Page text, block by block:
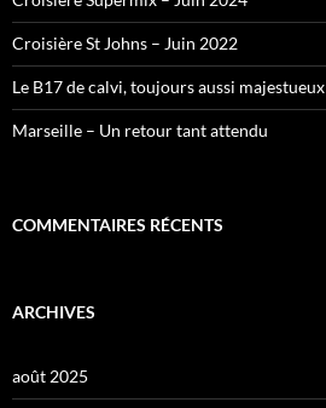
Croisière St Johns – Juin 2022
Le B17 de calvi, toujours aussi majestueux
Marseille – Un retour tant attendu
COMMENTAIRES RÉCENTS
ARCHIVES
août 2025